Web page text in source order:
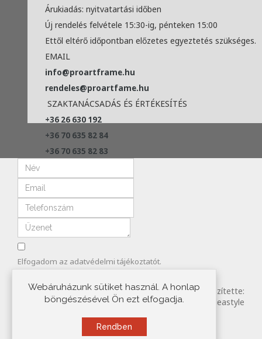
Árukiadás: nyitvatartási időben
Új rendelés felvétele 15:30-ig, pénteken 15:00
Ettől eltérő időpontban előzetes egyeztetés szükséges.
EMAIL
info@proartframe.hu
rendeles@proartfame.hu
SZAKTANÁCSADÁS ÉS ÉRTÉKESÍTÉS
+36 26 630 192
+36 70 635 82 84
+36 70 635 82 83
Elfogadom az adatvédelmi tájékoztatót.
Copyright © 2022 PROART FRAME KFT. Készítette:
Ideastyle
Webáruházunk sütiket használ. A honlap
böngészésével Ön ezt elfogadja.
Rendben